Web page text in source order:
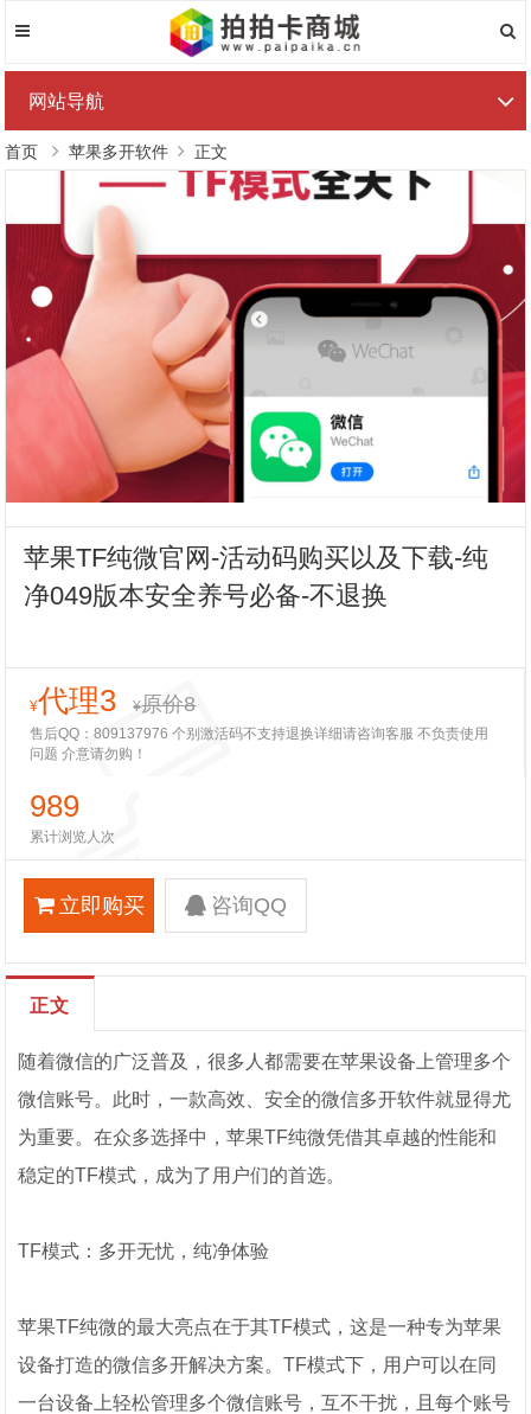
网站导航
首页 苹果多开软件 正文
苹果TF纯微官网-活动码购买以及下载-纯
净049版本安全养号必备-不退换
¥代理3 ¥原价8
售后QQ：809137976 个别激活码不支持退换详细请咨询客服 不负责使用
问题 介意请勿购！
989
累计浏览人次
立即购买 咨询QQ
正文
随着微信的广泛普及，很多人都需要在苹果设备上管理多个
微信账号。此时，一款高效、安全的微信多开软件就显得尤
为重要。在众多选择中，苹果TF纯微凭借其卓越的性能和
稳定的TF模式，成为了用户们的首选。
TF模式：多开无忧，纯净体验
苹果TF纯微的最大亮点在于其TF模式，这是一种专为苹果
设备打造的微信多开解决方案。TF模式下，用户可以在同
一台设备上轻松管理多个微信账号，互不干扰，且每个账号